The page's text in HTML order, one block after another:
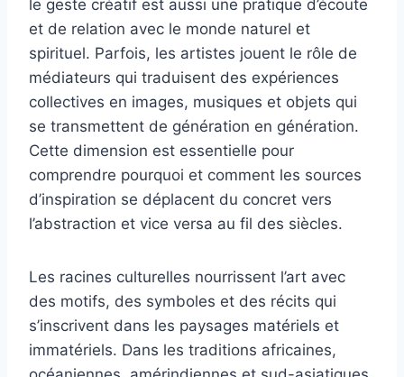
le geste créatif est aussi une pratique d’écoute
et de relation avec le monde naturel et
spirituel. Parfois, les artistes jouent le rôle de
médiateurs qui traduisent des expériences
collectives en images, musiques et objets qui
se transmettent de génération en génération.
Cette dimension est essentielle pour
comprendre pourquoi et comment les sources
d’inspiration se déplacent du concret vers
l’abstraction et vice versa au fil des siècles.
Les racines culturelles nourrissent l’art avec
des motifs, des symboles et des récits qui
s’inscrivent dans les paysages matériels et
immatériels. Dans les traditions africaines,